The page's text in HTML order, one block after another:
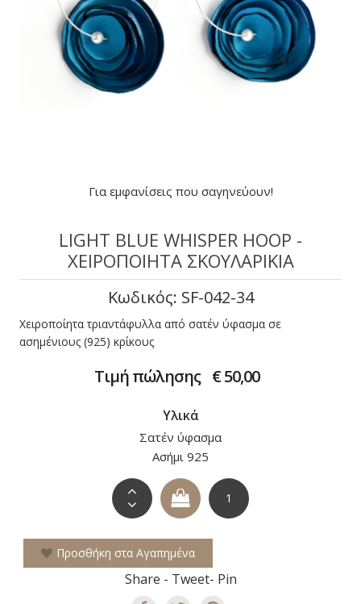
Για εμφανίσεις που σαγηνεύουν!
LIGHT BLUE WHISPER HOOP -
ΧΕΙΡΟΠΟΊΗΤΑ ΣΚΟΥΛΑΡΊΚΙΑ
Κωδικός: SF-042-34
Χειροποίητα τριαντάφυλλα από σατέν ύφασμα σε
ασημένιους (925) κρίκους
Τιμή πώλησης € 50,00
Υλικά
Σατέν ύφασμα
Ασήμι 925
Προσθήκη στα Αγαπημένα
Share - Tweet- Pin